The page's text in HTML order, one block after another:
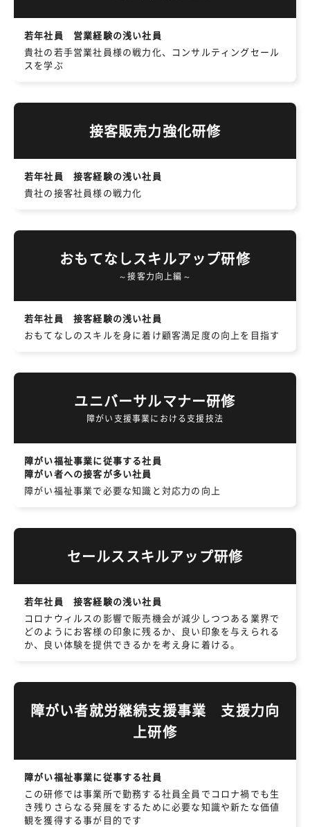
若年社員 営業経験の浅い社員
貴社の若手営業社員様の戦力化、コンサルティングセール
スを学ぶ
接客販売力強化研修
若年社員 接客経験の浅い社員
貴社の接客社員様の戦力化
おもてなしスキルアップ研修
～接客力向上編～
若年社員 接客経験の浅い社員
おもてなしのスキルを身に着け顧客満足度の向上を目指す
ユニバーサルマナー研修
障がい支援事業における支援技法
障がい福祉事業に従事する社員
障がい者への接客が多い社員
障がい福祉事業で必要な知識と対応力の向上
セールススキルアップ研修
若年社員 接客経験の浅い社員
コロナウィルスの影響で販売機会が減少しつつある業界で
どのようにお客様の印象に残るか、良い印象を与えられる
か、良い体験を提供できるかを考え身に着ける。
障がい者就労継続支援事業 支援力向
上研修
障がい福祉事業に従事する社員
この研修では事業所で勤務する社員全員でコロナ禍でも生
き残りさらなる発展をするために必要な知識や新たな価値
観を獲得する事が目的です